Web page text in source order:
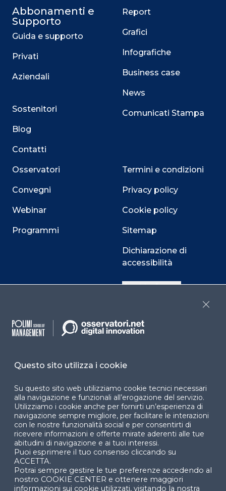
Abbonamenti e
Supporto
Guida e supporto
Privati
Aziendali
Sostenitori
Blog
Contatti
Osservatori
Convegni
Webinar
Programmi
Report
Grafici
Infografiche
Business case
News
Comunicati Stampa
Termini e condizioni
Privacy policy
Cookie policy
Sitemap
Dichiarazione di
accessibilità
Cookie Center
Facebook LinkedIn
© 2024 Copyright © Politecnico di Milano Dipartimento
di Ingegneria Gestionale
Questo sito utilizza i cookie
Su questo sito web utilizziamo cookie tecnici necessari
alla navigazione e funzionali all’erogazione del servizio.
Utilizziamo i cookie anche per fornirti un’esperienza di
navigazione sempre migliore, per facilitare le interazioni
con le nostre funzionalità social e per consentirti di
ricevere informazioni e offerte mirate aderenti alle tue
abitudini di navigazione e ai tuoi interessi.
Puoi esprimere il tuo consenso cliccando su
ACCETTA.
Potrai sempre gestire le tue preferenze accedendo al
nostro COOKIE CENTER e ottenere maggiori
informazioni sui cookie utilizzati, visitando la nostra